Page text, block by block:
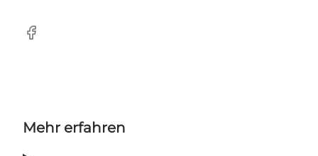
Facebook
Mehr erfahren